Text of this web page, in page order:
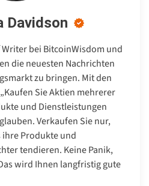
Davidson
Writer bei BitcoinWisdom und
die neuesten Nachrichten
zu bringen. Mit den
Sie Aktien mehrerer
und Dienstleistungen
Verkaufen Sie nur,
ihre Produkte und
tendieren. Keine Panik,
wird Ihnen langfristig gute